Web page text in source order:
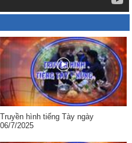
Truyền hình tiếng Tày ngày
06/7/2025